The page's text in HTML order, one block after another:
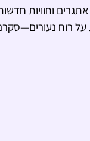
וחוויות
רוח